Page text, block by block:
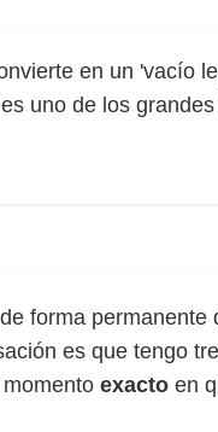
en un 'vacío
uno de los
forma permanente
es que tengo
exacto en